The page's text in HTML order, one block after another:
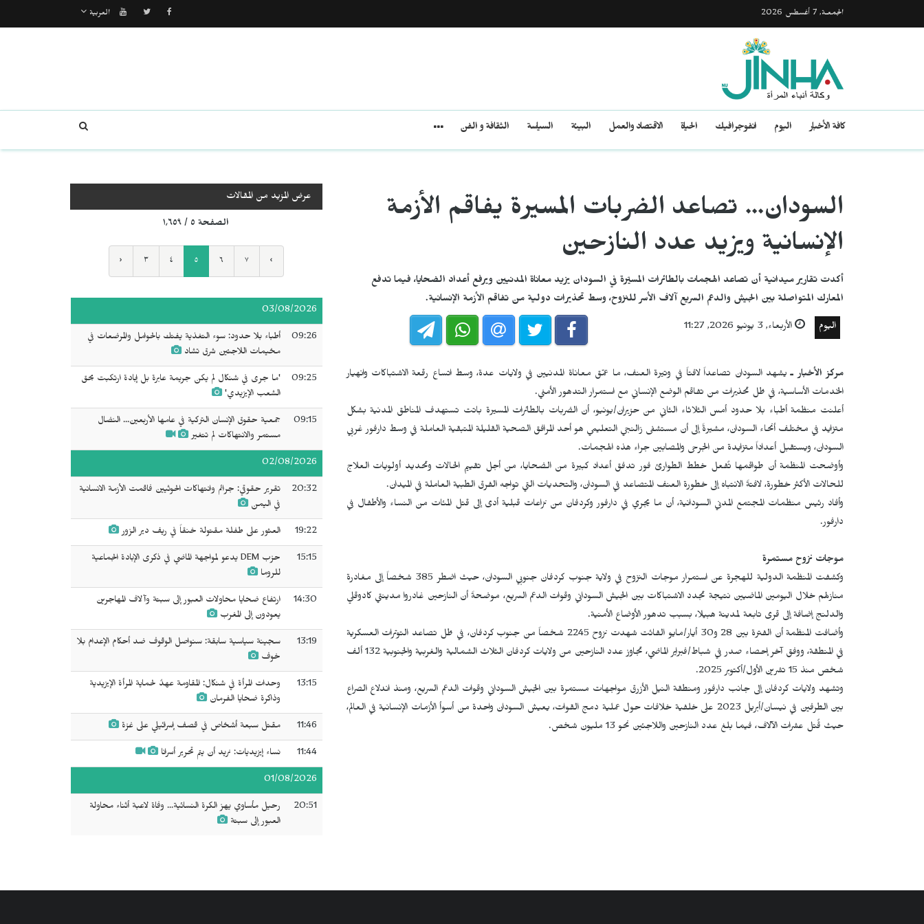
الجمعـة, 7 أغسطس 2026 العربية
كافة الأخبار اليوم انفوجرافيك الحياة الاقتصاد والعمل البيئة السياسة الثقافة و الفن
السودان... تصاعد الضربات المسيرة يفاقم الأزمة
الإنسانية ويزيد عدد النازحين
أكدت تقارير ميدانية أن تصاعد الهجمات بالطائرات المسيّرة في السودان يزيد معاناة المدنيين ويرفع أعداد الضحايا، فيما تدفع
المعارك المتواصلة بين الجيش والدعم السريع آلاف الأسر للنزوح، وسط تحذيرات دولية من تفاقم الأزمة الإنسانية.
اليوم الأربعاء, 3 يونيو 2026, 11:27
مركز الأخبار ـ يشهد السودان تصاعداً لافتاً في وتيرة العنف، ما عمّق معاناة المدنيين في ولايات عدة، وسط اتساع رقعة الاشتباكات وانهيار
الخدمات الأساسية، في ظل تحذيرات من تفاقم الوضع الإنساني مع استمرار التدهور الأمني.
​أعلنت منظمة أطباء بلا حدود أمس الثلاثاء الثاني من حزيران/يونيو، أن الضربات بالطائرات المسيرة باتت تستهدف المناطق المدنية بشكل
متزايد في مختلف أنحاء السودان، مشيرةً إلى أن مستشفى زالنجي التعليمي هو أحد المرافق الصحية القليلة المتبقية العاملة في وسط دارفور غربي
السودان، ويستقبل أعداداً متزايدة من الجرحى والمصابين جراء هذه الهجمات.
وأوضحت المنظمة أن طواقمها تٌفعل خطط الطوارئ فور تدفق أعداد كبيرة من الضحايا، من أجل تقييم الحالات وتحديد أولويات العلاج
للحالات الأكثر خطورة، لافتةً الانتباه إلى خطورة العنف المتصاعد في السودان، والتحديات التي تواجه الفرق الطبية العاملة في الميدان.​
وأفاد رئيس منظمات المجتمع المدني السودانية، أن ما يجري في دارفور وكردفان من نزاعات قبلية أدى إلى قتل المئات من النساء والأطفال في
دارفور.
موجات نزوح مستمرة
وكشفت المنظمة الدولية للهجرة عن استمرار موجات النزوح في ولاية جنوب كردفان جنوبي السودان، حيث اضطر 385 شخصاً إلى مغادرة
منازلهم خلال اليومين الماضيين نتيجة تجدد الاشتباكات بين الجيش السوداني وقوات الدعم السريع، موضحةً أن النازحين غادروا مدينتي كادوقلي
والدلنج إضافة إلى قرى تابعة لمدينة هبيلا، بسبب تدهور الأوضاع الأمنية.
وأضافت المنظمة أن الفترة بين 28 و30 أيار/مايو الفائت شهدت نزوح 2245 شخصاً من جنوب كردفان، في ظل تصاعد التوترات العسكرية
في المنطقة، ووفق آخر إحصاء صدر في شباط/فبراير الماضي، تجاوز عدد النازحين من ولايات كردفان الثلاث الشمالية والغربية والجنوبية 132 ألف
شخص منذ 15 تشرين الأول/أكتوبر 2025.
وتشهد ولايات كردفان إلى جانب دارفور ومنطقة النيل الأزرق مواجهات مستمرة بين الجيش السوداني وقوات الدعم السريع، ومنذ اندلاع الصراع
بين الطرفين في نيسان/أبريل 2023 على خلفية خلافات حول عملية دمج القوات، يعيش السودان واحدة من أسوأ الأزمات الإنسانية في العالم،
حيث قُتل عشرات الآلاف، فيما بلغ عدد النازحين واللاجئين نحو 13 مليون شخص.
عرض المزيد من المقالات
الصفحة ٥ / ١٬٦٥٩
‹ ٣ ٤ ٥ ٦ ٧ ›
03/08/2026
09:26
أطباء بلا حدود: سوء التغذية يفتك بالحوامل والمرضعات في
مخيمات اللاجئين شرق تشاد
09:25
'ما جرى في شنكال لم يكن جريمة عابرة بل إبادة ارتكبت بحق
الشعب الإيزيدي'
09:15
جمعية حقوق الإنسان التركية في عامها الأربعين... النضال
مستمر والانتهاكات لم تتغير
02/08/2026
20:32
تقرير حقوقي: جرائم وانتهاكات الحوثيين فاقمت الأزمة الانسانية
في اليمن
19:22 العثور على طفلة مقتولة خنقاً في ريف دير الزور
15:15
حزب DEM يدعو لمواجهة الماضي في ذكرى الإبادة الجماعية
للروما
14:30
ارتفاع ضحايا محاولات العبور إلى سبتة وآلاف المهاجرين
يعودون إلى المغرب
13:19
سجينة سياسية سابقة: سنواصل الوقوف ضد أحكام الإعدام بلا
خوف
13:15
وحدات المرأة في شنكال: المقاومة عهدٌ لحماية المرأة الإيزيدية
وذاكرة ضحايا الفرمان
11:46 مقتل سبعة أشخاص في قصف إسرائيلي على غزة
11:44 نساء إيزيديات: نريد أن يتم تحرير أسرانا
01/08/2026
20:51
رحيل مأساوي يهز الكرة النسائية... وفاة لاعبة أثناء محاولة
العبور إلى سبتة